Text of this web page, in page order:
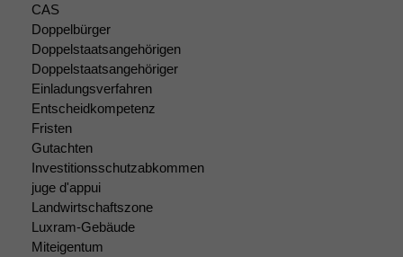
CAS
Doppelbürger
Doppelstaatsangehörigen
Doppelstaatsangehöriger
Einladungsverfahren
Entscheidkompetenz
Fristen
Gutachten
Investitionsschutzabkommen
juge d'appui
Landwirtschaftszone
Luxram-Gebäude
Miteigentum